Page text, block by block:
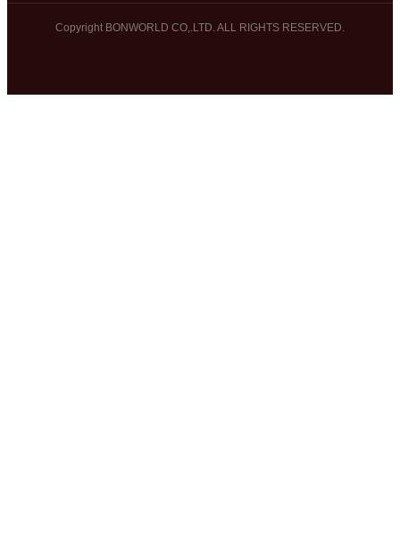
Copyright BONWORLD CO,.LTD. ALL RIGHTS RESERVED.